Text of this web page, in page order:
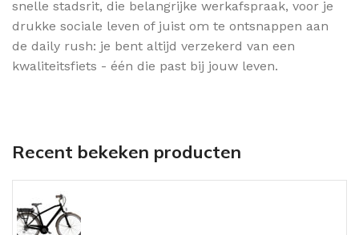
snelle stadsrit, die belangrijke werkafspraak, voor je
drukke sociale leven of juist om te ontsnappen aan
de daily rush: je bent altijd verzekerd van een
kwaliteitsfiets - één die past bij jouw leven.
Recent bekeken producten